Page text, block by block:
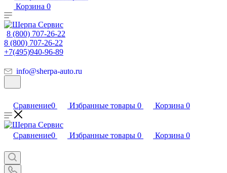
Корзина 0
8 (800) 707-26-22
8 (800) 707-26-22
+7(495)940-96-89
info@sherpa-auto.ru
Сравнение0 Избранные товары 0 Корзина 0
Сравнение0 Избранные товары 0 Корзина 0